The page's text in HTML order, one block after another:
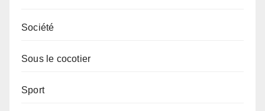
Société
Sous le cocotier
Sport